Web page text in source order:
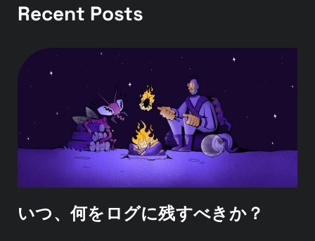
Recent Posts
いつ、何をログに残すべきか？